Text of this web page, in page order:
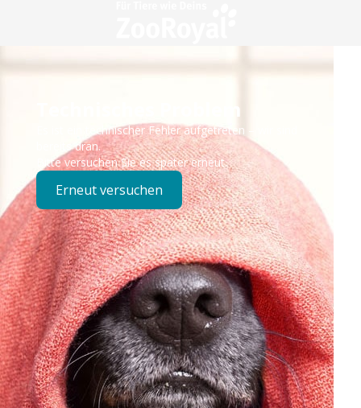
Technisches Problem
Es ist ein technischer Fehler aufgetreten – wir sind
bereits dran.
Bitte versuchen Sie es später erneut.
Erneut versuchen